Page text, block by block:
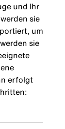
und Ihr
sie
um
sie
erfolgt